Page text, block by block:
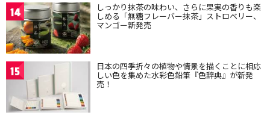
14 しっかり抹茶の味わい、さらに果実の香りも楽
しめる「無糖フレーバー抹茶」ストロベリー、
マンゴー新発売
15 日本の四季折々の植物や情景を描くことに相応
しい色を集めた水彩色鉛筆『色辞典』が新発
売！